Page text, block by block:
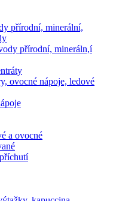
přírodní, minerální,
přírodní, mineráln,í
ovocné nápoje, ledové
a ovocné